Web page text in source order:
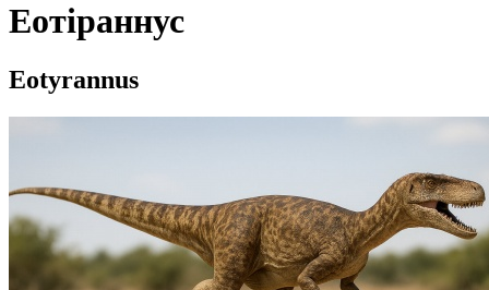
Еотіраннус
Eotyrannus